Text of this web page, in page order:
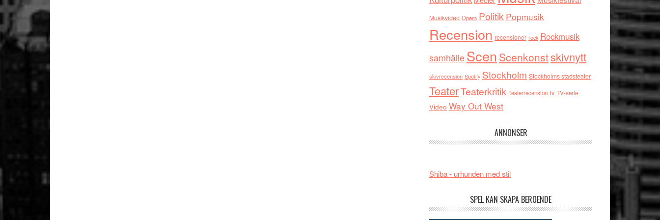
Musikvideo Opera Politik Popmusik
Recension recensioner rock Rockmusik
samhälleScen Scenkonstskivnytt
skivrecension Spotify Stockholm Stockholms stadsteater
TeaterTeaterkritik Teaterrecension tv TV-serie
Video Way Out West
ANNONSER
Shiba - urhunden med stil
SPEL KAN SKAPA BEROENDE